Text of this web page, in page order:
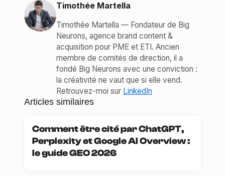
Timothée Martella
Timothée Martella — Fondateur de Big
Neurons, agence brand content &
acquisition pour PME et ETI. Ancien
membre de comités de direction, il a
fondé Big Neurons avec une conviction :
la créativité ne vaut que si elle vend.
Retrouvez-moi sur LinkedIn
Articles similaires
Comment être cité par ChatGPT,
Perplexity et Google AI Overview :
le guide GEO 2026